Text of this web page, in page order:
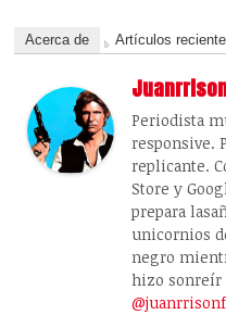
Acerca de Artículos
Periodista
responsive.
replicante.
Store y
prepara
unicornios
negro
hizo sonreír